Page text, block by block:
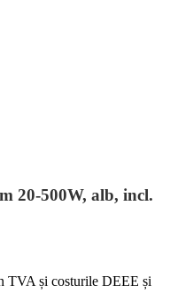
20-500W, alb, incl.
TVA și costurile DEEE și